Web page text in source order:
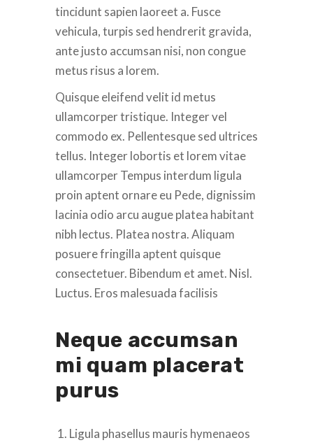
tincidunt sapien laoreet a. Fusce
vehicula, turpis sed hendrerit gravida,
ante justo accumsan nisi, non congue
metus risus a lorem.
Quisque eleifend velit id metus
ullamcorper tristique. Integer vel
commodo ex. Pellentesque sed ultrices
tellus. Integer lobortis et lorem vitae
ullamcorper Tempus interdum ligula
proin aptent ornare eu Pede, dignissim
lacinia odio arcu augue platea habitant
nibh lectus. Platea nostra. Aliquam
posuere fringilla aptent quisque
consectetuer. Bibendum et amet. Nisl.
Luctus. Eros malesuada facilisis
Neque accumsan
mi quam placerat
purus
Ligula phasellus mauris hymenaeos